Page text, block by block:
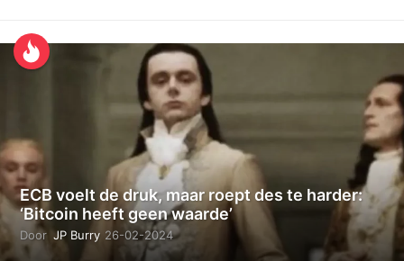
ECB voelt de druk, maar roept des te harder:
‘Bitcoin heeft geen waarde’
Door JP Burry 26-02-20242
9